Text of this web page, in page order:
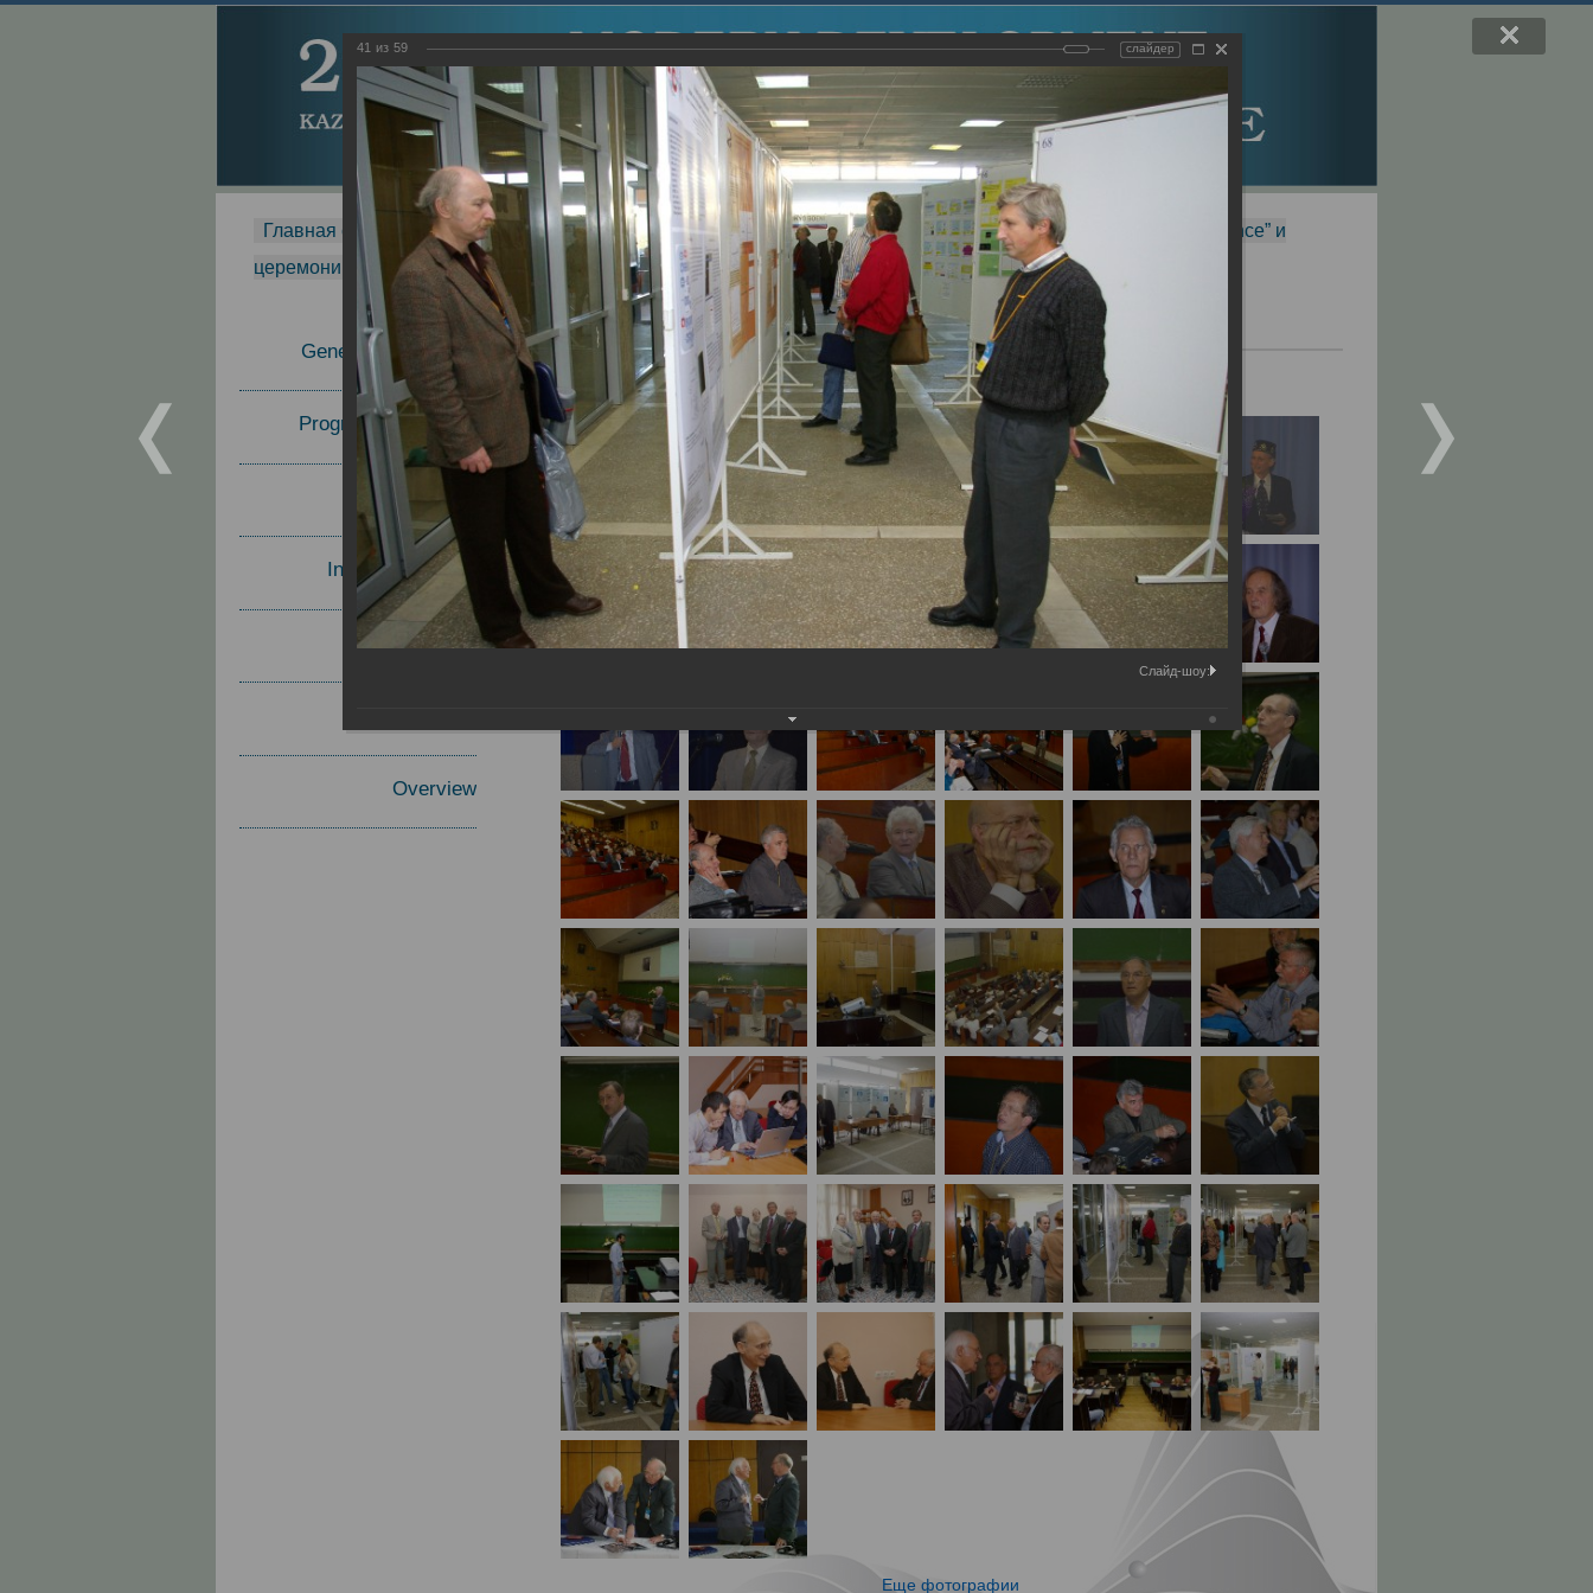
Главная страница - MDMR 2014 - Международная конференция “Modern Development of Magnetic Resonance” и
церемонии вручения премии Zavoisky Award - 2007 г.
General Information
Program Committee
Topics
Invited Speakers
Materials
Overview
Report
2007 г.
Еще фотографии
41 из 59 слайдер
Слайд-шоу: